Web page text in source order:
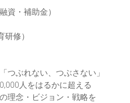
融資・補助金）
研修）
つぶれない、つぶさない」
人をはるかに超える
理念・ビジョン・戦略を